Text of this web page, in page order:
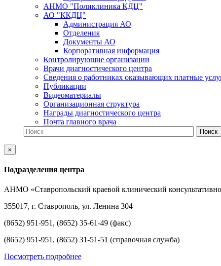
АНМО "Поликлиника КДЦ"
АО "ККДЦ"
Администрация АО
Отделения
Документы АО
Корпоративная информация
Контролирующие организации
Врачи диагностического центра
Сведения о работниках оказывающих платные
Публикации
Видеоматериалы
Организационная структура
Награды диагностического центра
Почта главного врача
×
Подразделения центра
АНМО «Ставропольский краевой клинический
355017, г. Ставрополь, ул. Ленина 304
(8652) 951-951, (8652) 35-61-49 (факс)
(8652) 951-951, (8652) 31-51-51 (справочная служба)
Посмотреть подробнее